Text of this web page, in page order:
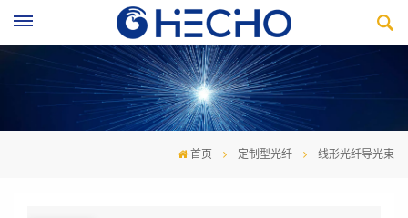
首页 定制型光纤 线形光纤导光束